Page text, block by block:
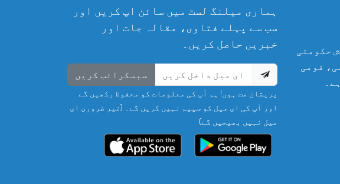
حکومتی
قومی
ہماری میلنگ لسٹ میں سائن اپ کریں اور
سب سے پہلے فتاوی، مقالہ جات اور
خبریں حاصل کریں۔
سبسکرائب کریں
پریشان مت ہوں! ہم آپ کی معلومات کو محفوظ رکھیں گے
اور آپ کی ای میل کو سپیم نہیں کریں گے۔ (غیر ضروری ای
میل نہیں بھیجیں گے)